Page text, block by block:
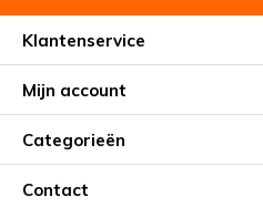
Klantenservice
Mijn account
Categorieën
Contact